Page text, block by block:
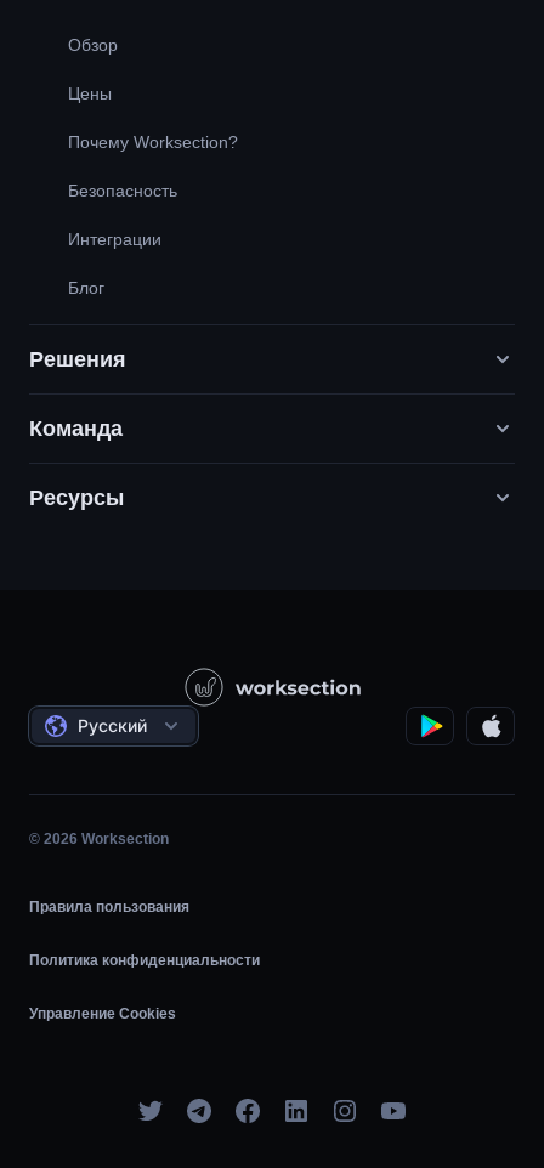
Обзор
Цены
Почему Worksection?
Безопасность
Интеграции
Блог
Решения
Digital-маркетинговые агентства
Проектный менеджмент
Почасовая работа
Команда
Вакансии
Ресурсы
Соглашения
Русский
© 2026 Worksection
Правила пользования
Политика конфиденциальности
Управление Cookies